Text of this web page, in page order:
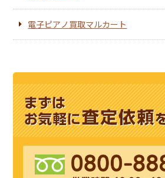
電子ピアノ買取マルカート